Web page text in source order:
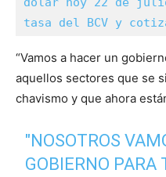
tasa del BCV y
“Vamos a hacer un
aquellos sectores que se
chavismo y que ahora
"NOSOTROS
GOBIERNO PARA